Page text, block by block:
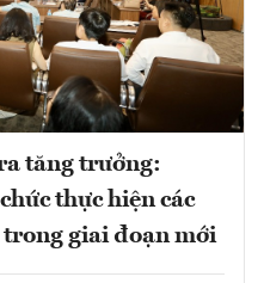
tăng trưởng:
thực hiện các
giai đoạn mới